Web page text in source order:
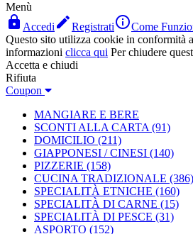
Menù
 Accedi RegistratiCome
Questo sito utilizza cookie in conformità
informazioni clicca qui Per chiudere
Accetta e chiudi
Rifiuta
Coupon
MANGIARE E BERE
SCONTI ALLA CARTA (91)
DOMICILIO (211)
GIAPPONESI / CINESI (140)
PIZZERIE (158)
CUCINA TRADIZIONALE (386)
SPECIALITÀ ETNICHE (160)
SPECIALITÀ DI CARNE (15)
SPECIALITÀ DI PESCE (31)
ASPORTO (152)